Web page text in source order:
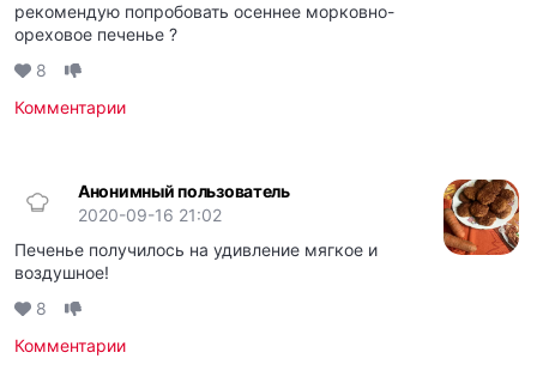
рекомендую попробовать осеннее морковно-
ореховое печенье ?
8
Комментарии
Анонимный пользователь
2020-09-16 21:02
Печенье получилось на удивление мягкое и
воздушное!
8
Комментарии